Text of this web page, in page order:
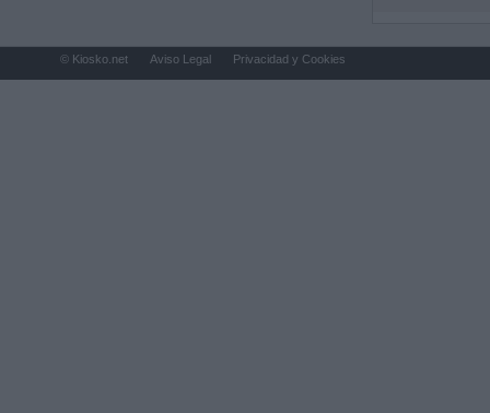
© Kiosko.net Aviso Legal Privacidad y Cookies